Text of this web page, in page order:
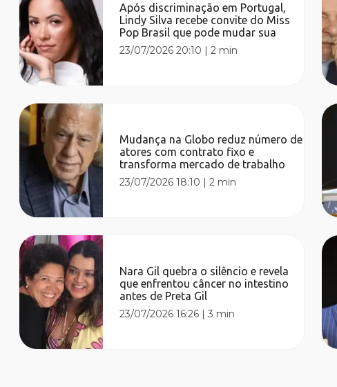
Após discriminação em Portugal,
Lindy Silva recebe convite do Miss
Pop Brasil que pode mudar sua
23/07/2026 20:10 |2 min
Mudança na Globo reduz número de
atores com contrato fixo e
transforma mercado de trabalho
23/07/2026 18:10 |2 min
Nara Gil quebra o silêncio e revela
que enfrentou câncer no intestino
antes de Preta Gil
23/07/2026 16:26 |3 min